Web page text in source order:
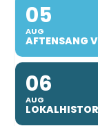
05
AUG
AFTENSANG
06
AUG